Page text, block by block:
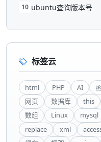
10 ubuntu查询版本号
标签云
html PHP AI
网页
数据库 this
数组
Linux mysql
replace
xml